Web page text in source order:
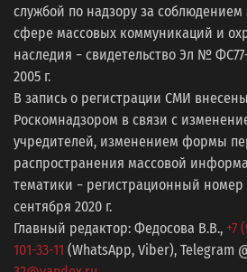
службой по надзору за соблюдением
сфере массовых коммуникаций и
наследия − свидетельство Эл №
2005 г.
В запись о регистрации СМИ
Роскомнадзором в связи с
учредителей, изменением формы
распространения массовой
тематики − регистрационный номер
сентября 2020 г.
Главный редактор: Федосова В.В., +7
101-33-11 (WhatsApp, Viber), Telegram